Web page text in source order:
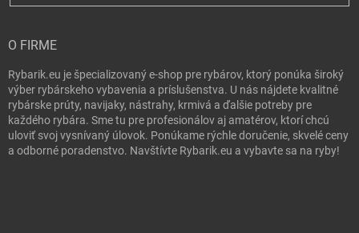
O FIRME
Rybarik.eu je špecializovaný e-shop pre rybárov, ktorý ponúka široký
výber rybárskeho vybavenia a príslušenstva. U nás nájdete kvalitné
rybárske prúty, navijaky, nástrahy, krmivá a ďalšie potreby pre
každého rybára. Sme tu pre profesionálov aj amatérov, ktorí chcú
uloviť svoj vysnívaný úlovok. Ponúkame rýchle doručenie, skvelé ceny
a odborné poradenstvo. Navštívte Rybarik.eu a vybavte sa na ryby!